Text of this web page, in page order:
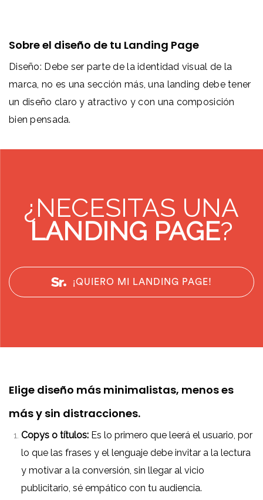
Sobre el diseño de tu Landing Page
Diseño: Debe ser parte de la identidad visual de la
marca, no es una sección más, una landing debe tener
un diseño claro y atractivo y con una composición
bien pensada.
¿NECESITAS UNA
LANDING PAGE?
¡QUIERO MI LANDING PAGE!
Elige diseño más minimalistas, menos es
más y sin distracciones.
Copys o títulos: Es lo primero que leerá el usuario, por
lo que las frases y el lenguaje debe invitar a la lectura
y motivar a la conversión, sin llegar al vicio
publicitario, sé empático con tu audiencia.